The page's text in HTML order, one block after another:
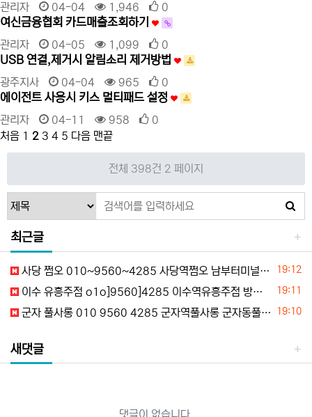
관리자 04-04 1,946 0
여신금융협회 카드매출조회하기
관리자 04-05 1,099 0
USB 연결,제거시 알림소리 제거방법
광주지사 04-04 965 0
에이전트 사용시 키스 멀티패드 설정
관리자 04-11 958
0
처음 1 2 3 4 5 다음 맨끝
전체 398건 2 페이지
최근글
등록일
19:12
사당 쩜오 010~9560~4285 사당역쩜오 남부터미널쩜오 사당동쩜오 방배동쩜오 평일문의
등록일
19:11
이수 유흥주점 o1o]9560]4285 이수역유흥주점 방배동유흥주점 총신대입구유흥주점 동작동유흥주점 초이스정보
등록일
19:10
군자 풀사롱 010 9560 4285 군자역풀사롱 군자동풀사롱 군자미러룸 군자호빠 예약문의
새댓글
댓글이 없습니다.